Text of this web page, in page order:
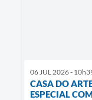
06 JUL 2026 -
CASA DO
ESPECIAL